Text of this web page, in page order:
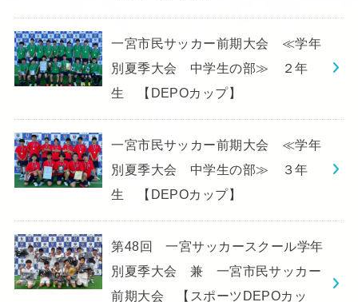
一宮市民サッカー前期大会 ≪学年
別夏季大会 中学生の部≫ ２年
生 【DEPOカップ】
一宮市民サッカー前期大会 ≪学年
別夏季大会 中学生の部≫ ３年
生 【DEPOカップ】
第48回 一宮サッカースクール学年
別夏季大会 兼 一宮市民サッカー
前期大会 【スポーツDEPOカッ